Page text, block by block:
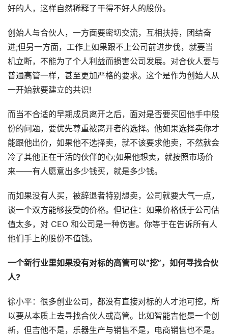
好的人，这样自然稀释了干得不好人的股份。
创始人与合伙人，一方面要密切交流，互相扶持，团结奋
进;但另一方面，工作上如果跟不上公司前进步伐，就要当
机立断，不能为了个人利益而损害公司发展。对合伙人要与
普通高管一样，甚至更加严格的要求。这个是作为创始人从
一开始就要建立的共识!
而当不合适的早期成员离开之后，面对是否要买回他手中股
份的问题，要优先尊重被离开者的选择。他如果选择卖你才
能跟他出价，如果他不选择卖，就不该要求他卖，不然就会
冷了其他正在干活的伙伴的心;如果他想卖，就按照市场价
来——有人愿意出多少钱买，就是多少钱。
而如果没有人买，被辞退者特别想卖，公司就要大气一点，
谈一个双方能够接受的价格。但记住：如果价格低于公司估
值太多，对 CEO 和公司是一种伤害。你等于在告诉所有人
他们手上的股份不值钱。
一个新行业里如果没有对标的高管可以“挖”，如何寻找合伙
人?
徐小平：很多创业公司，都没有直接对标的人才池可挖，所
以要从本质上去寻找合伙人或高管。比如智能吉他是一个创
新，但吉他不是，乐器生产与销售不是，电商销售也不是。